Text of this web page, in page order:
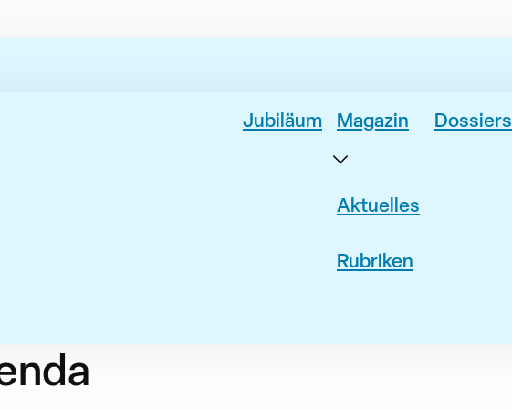
Jubiläum Magazin
Aktuelles
Rubriken
Dossiers